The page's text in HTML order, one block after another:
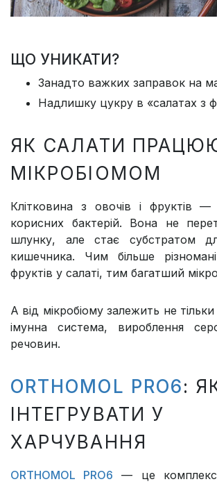
ЩО УНИКАТИ?
Занадто важких заправок на
Надлишку цукру в «салатах з
ЯК САЛАТИ
МІКРОБІОМОМ
Клітковина з овочів і фруктів
корисних бактерій. Вона не
шлунку, але стає субстратом
кишечника. Чим більше
фруктів у салаті, тим багатший
А від мікробіому залежить не
імунна система, вироблення
речовин.
ORTHOMOL PRO6:
ІНТЕГРУВАТИ У
ХАРЧУВАННЯ
ORTHOMOL PRO6 — це комплекс